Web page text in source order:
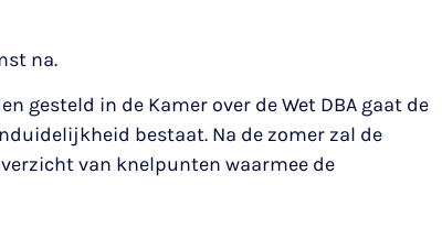
na.
gesteld in de Kamer over de Wet DBA gaat de
bestaat. Na de zomer zal de
van knelpunten waarmee de